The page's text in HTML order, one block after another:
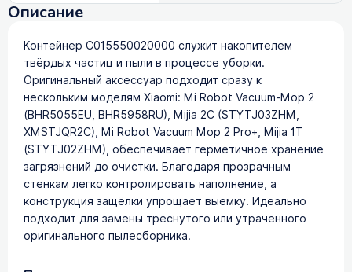
Описание
Контейнер C015550020000 служит накопителем
твёрдых частиц и пыли в процессе уборки.
Оригинальный аксессуар подходит сразу к
нескольким моделям Xiaomi: Mi Robot Vacuum-Mop 2
(BHR5055EU, BHR5958RU), Mijia 2C (STYTJ03ZHM,
XMSTJQR2C), Mi Robot Vacuum Mop 2 Pro+, Mijia 1T
(STYTJ02ZHM), обеспечивает герметичное хранение
загрязнений до очистки. Благодаря прозрачным
стенкам легко контролировать наполнение, а
конструкция защёлки упрощает выемку. Идеально
подходит для замены треснутого или утраченного
оригинального пылесборника.